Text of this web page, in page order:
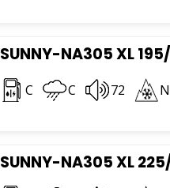
SUNNY-NA305 XL
C C 72
SUNNY-NA305 XL